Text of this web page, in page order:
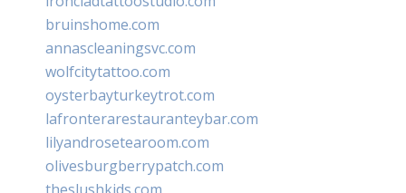
bruinshome.com
annascleaningsvc.com
wolfcitytattoo.com
oysterbayturkeytrot.com
lafronterarestauranteybar.com
lilyandrosetearoom.com
olivesburgberrypatch.com